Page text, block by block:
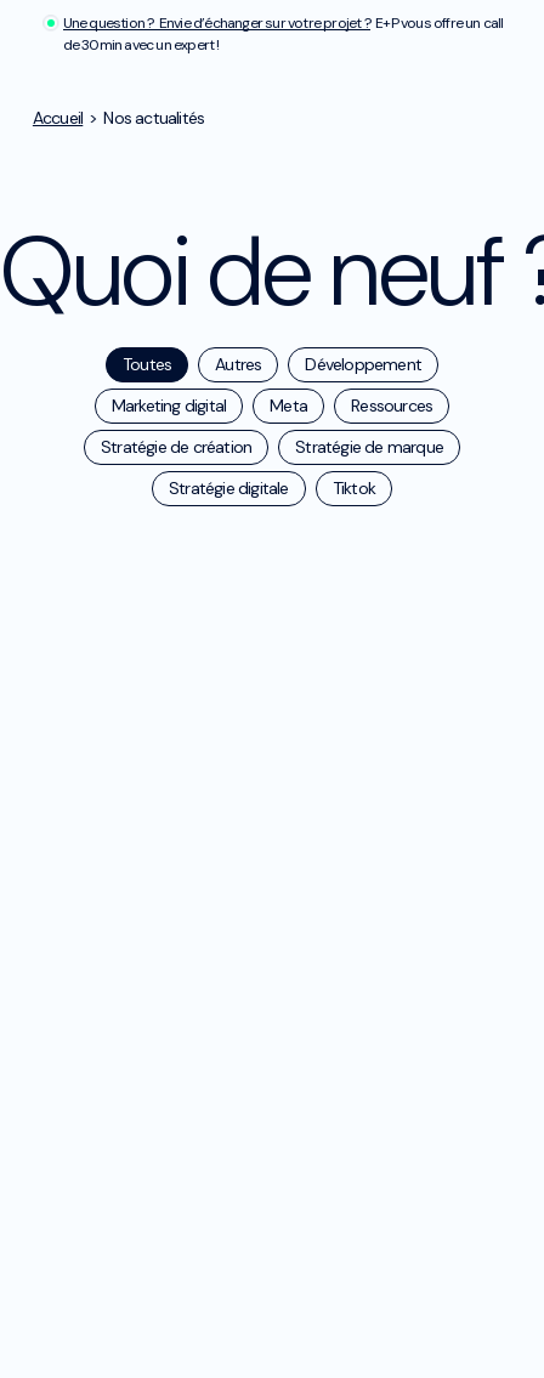
Une question ? Envie d’échanger sur votre projet ?E+P vous offre un call
de 30min avec un expert !
Accueil > Nos actualités
Quoi de neuf
Toutes Autres
Développement
Marketing digital
Meta
Ressources
Stratégie de création
Stratégie de marque
Stratégie digitale
Tiktok